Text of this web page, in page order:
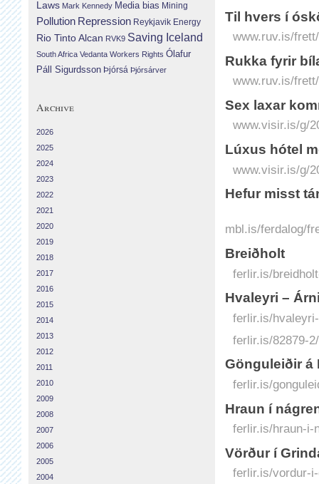
Til hvers í
www.ruv.is/
Rukka fyrir
www.ruv.is/
Sex laxar
www.visir.is/g/
Lúxus hótel
www.visir.is/g/
Hefur misst
mbl.is/ferdalog/
Breiðholt
ferlir.is/
Hvaleyri –
ferlir.is/
ferlir.is/82879-2/
Gönguleiðir á
ferlir.is/
Hraun í
ferlir.is/hraun-i-
Vörður í
ferlir.is/vordur-
Laws Mark Kennedy Media bias Mining
Pollution Repression Reykjavik Energy
Rio Tinto Alcan RVK9 Saving Iceland
South Africa Vedanta Workers Rights Ólafur
Páll Sigurdsson Þjórsá Þjórsárver
Archive
2026
2025
2024
2023
2022
2021
2020
2019
2018
2017
2016
2015
2014
2013
2012
2011
2010
2009
2008
2007
2006
2005
2004